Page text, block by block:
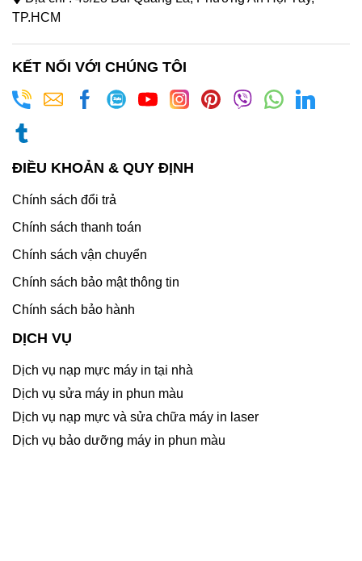
TP.HCM
KẾT NỐI VỚI CHÚNG TÔI
ĐIỀU KHOẢN & QUY ĐỊNH
Chính sách đổi trả
Chính sách thanh toán
Chính sách vận chuyển
Chính sách bảo mật thông tin
Chính sách bảo hành
DỊCH VỤ
Dịch vụ nạp mực máy in tại nhà
Dịch vụ sửa máy in phun màu
Dịch vụ nạp mực và sửa chữa máy in laser
Dịch vụ bảo dưỡng máy in phun màu